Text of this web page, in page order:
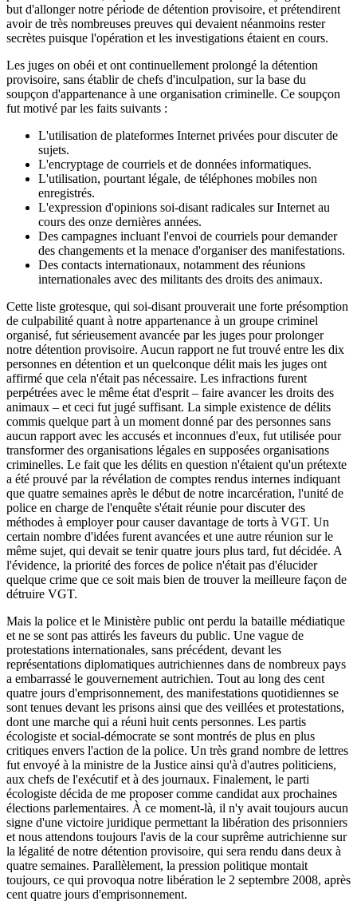
but d'allonger notre période de détention provisoire, et prétendirent
avoir de très nombreuses preuves qui devaient néanmoins rester
secrètes puisque l'opération et les investigations étaient en cours.
Les juges on obéi et ont continuellement prolongé la détention
provisoire, sans établir de chefs d'inculpation, sur la base du
soupçon d'appartenance à une organisation criminelle. Ce soupçon
fut motivé par les faits suivants :
L'utilisation de plateformes Internet privées pour discuter de
sujets.
L'encryptage de courriels et de données informatiques.
L'utilisation, pourtant légale, de téléphones mobiles non
enregistrés.
L'expression d'opinions soi-disant radicales sur Internet au
cours des onze dernières années.
Des campagnes incluant l'envoi de courriels pour demander
des changements et la menace d'organiser des manifestations.
Des contacts internationaux, notamment des réunions
internationales avec des militants des droits des animaux.
Cette liste grotesque, qui soi-disant prouverait une forte présomption
de culpabilité quant à notre appartenance à un groupe criminel
organisé, fut sérieusement avancée par les juges pour prolonger
notre détention provisoire. Aucun rapport ne fut trouvé entre les dix
personnes en détention et un quelconque délit mais les juges ont
affirmé que cela n'était pas nécessaire. Les infractions furent
perpétrées avec le même état d'esprit – faire avancer les droits des
animaux – et ceci fut jugé suffisant. La simple existence de délits
commis quelque part à un moment donné par des personnes sans
aucun rapport avec les accusés et inconnues d'eux, fut utilisée pour
transformer des organisations légales en supposées organisations
criminelles. Le fait que les délits en question n'étaient qu'un prétexte
a été prouvé par la révélation de comptes rendus internes indiquant
que quatre semaines après le début de notre incarcération, l'unité de
police en charge de l'enquête s'était réunie pour discuter des
méthodes à employer pour causer davantage de torts à VGT. Un
certain nombre d'idées furent avancées et une autre réunion sur le
même sujet, qui devait se tenir quatre jours plus tard, fut décidée. A
l'évidence, la priorité des forces de police n'était pas d'élucider
quelque crime que ce soit mais bien de trouver la meilleure façon de
détruire VGT.
Mais la police et le Ministère public ont perdu la bataille médiatique
et ne se sont pas attirés les faveurs du public. Une vague de
protestations internationales, sans précédent, devant les
représentations diplomatiques autrichiennes dans de nombreux pays
a embarrassé le gouvernement autrichien. Tout au long des cent
quatre jours d'emprisonnement, des manifestations quotidiennes se
sont tenues devant les prisons ainsi que des veillées et protestations,
dont une marche qui a réuni huit cents personnes. Les partis
écologiste et social-démocrate se sont montrés de plus en plus
critiques envers l'action de la police. Un très grand nombre de lettres
fut envoyé à la ministre de la Justice ainsi qu'à d'autres politiciens,
aux chefs de l'exécutif et à des journaux. Finalement, le parti
écologiste décida de me proposer comme candidat aux prochaines
élections parlementaires. À ce moment-là, il n'y avait toujours aucun
signe d'une victoire juridique permettant la libération des prisonniers
et nous attendons toujours l'avis de la cour suprême autrichienne sur
la légalité de notre détention provisoire, qui sera rendu dans deux à
quatre semaines. Parallèlement, la pression politique montait
toujours, ce qui provoqua notre libération le 2 septembre 2008, après
cent quatre jours d'emprisonnement.